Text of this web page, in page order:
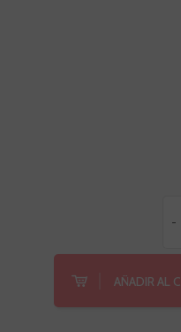
-
AÑADIR AL